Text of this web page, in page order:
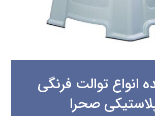
انواع توالت فرنگی
صحرا